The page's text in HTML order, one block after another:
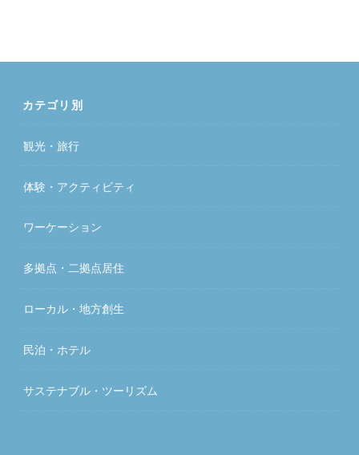
カテゴリ別
観光・旅行
体験・アクティビティ
ワーケーション
多拠点・二拠点居住
ローカル・地方創生
民泊・ホテル
サステナブル・ツーリズム